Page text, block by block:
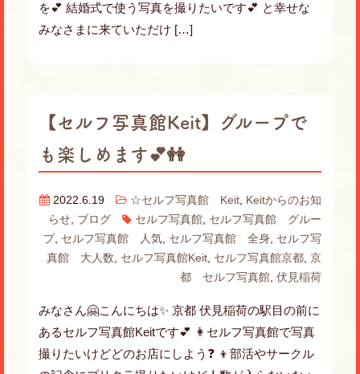
を💕 結婚式で使う写真を撮りたいです💕 と幸せな
みなさまに来ていただけ […]
【セルフ写真館Keit】グループで
も楽しめます💕👭
2022.6.19 ☆セルフ写真館 Keit Keitからのお知
らせ ブログ セルフ写真館 セルフ写真館 グルー
プ, セルフ写真館 人気 セルフ写真館 全身 セルフ写
真館 大人数
セルフ写真館Keit セルフ写真館京都 ,京
都 セルフ写真館 ,伏見稲荷
みなさん🤗こんにちは✨ 京都 伏見稲荷の駅目の前に
あるセルフ写真館Keitです💕 👩セルフ写真館で写真
撮りたいけどどのお店にしよう❓ 👦部活やサークル